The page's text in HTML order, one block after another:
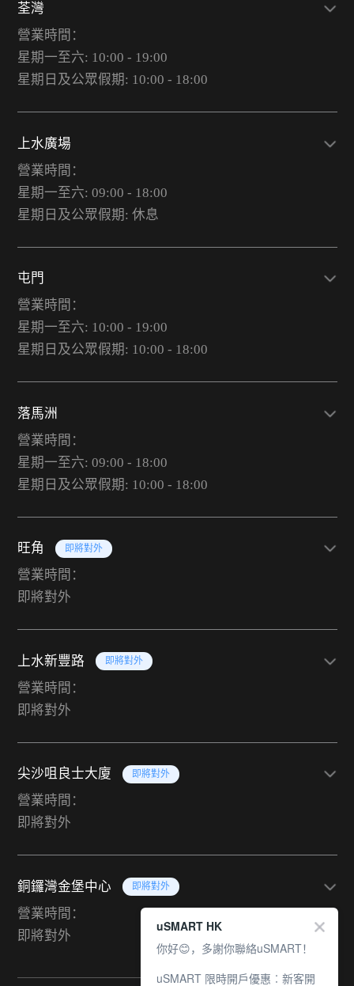
荃灣
營業時間：
星期一至六: 10:00 - 19:00
星期日及公眾假期: 10:00 - 18:00
上水廣場
營業時間：
星期一至六: 09:00 - 18:00
星期日及公眾假期: 休息
屯門
營業時間：
星期一至六: 10:00 - 19:00
星期日及公眾假期: 10:00 - 18:00
落馬洲
營業時間：
星期一至六: 09:00 - 18:00
星期日及公眾假期: 10:00 - 18:00
旺角 即將對外
營業時間：
即將對外
上水新豐路 即將對外
營業時間：
即將對外
尖沙咀良士大廈 即將對外
營業時間：
即將對外
銅鑼灣金堡中心 即將對外
營業時間：
即將對外
uSMART HK
你好😊，多謝你聯絡uSMART！
uSMART 限時開戶優惠︰新客開